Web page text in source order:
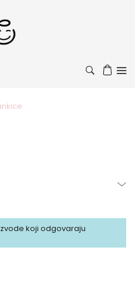
koji odgovaraju